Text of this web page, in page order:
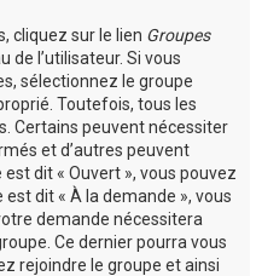
cliquez sur le lien Groupes
de l’utilisateur. Si vous
sélectionnez le groupe
Toutefois, tous les
Certains peuvent nécessiter
et d’autres peuvent
dit « Ouvert », vous pouvez
dit « À la demande », vous
demande nécessitera
Ce dernier pourra vous
rejoindre le groupe et ainsi